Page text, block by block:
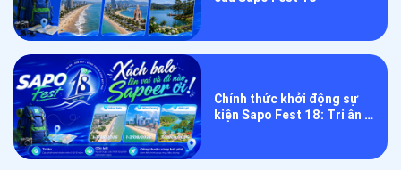
Chính thức khởi động sự
kiện Sapo Fest 18: Tri ân –